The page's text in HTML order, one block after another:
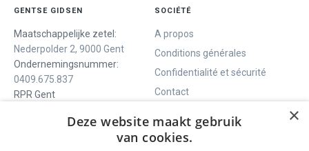
GENTSE GIDSEN
Maatschappelijke zetel:
Nederpolder 2, 9000 Gent
Ondernemingsnummer:
0409.675.837
RPR Gent
SOCIÉTÉ
A propos
Conditions générales
Confidentialité et sécurité
Contact
SOCIALS
×
Deze website maakt gebruik
van cookies.